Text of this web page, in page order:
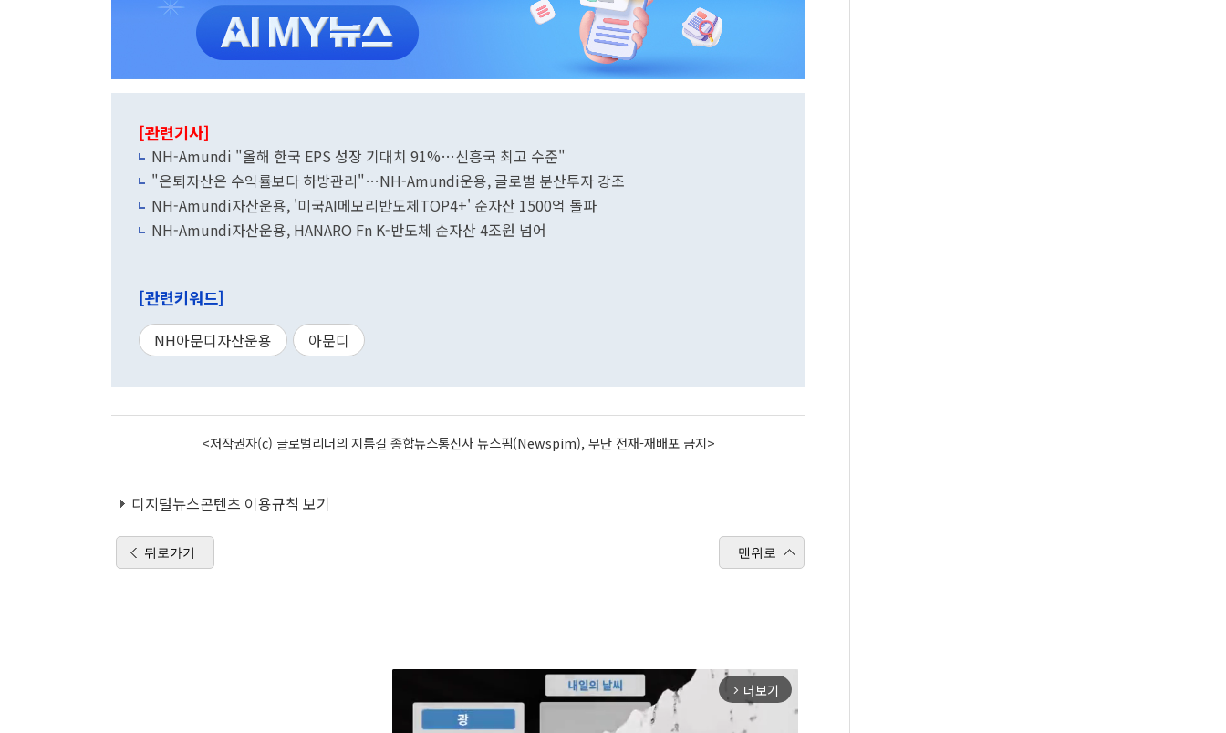
[관련기사]
NH-Amundi "올해 한국 EPS 성장 기대치 91%…신흥국 최고 수준"
"은퇴자산은 수익률보다 하방관리"…NH-Amundi운용, 글로벌 분산투자 강조
NH-Amundi자산운용, '미국AI메모리반도체TOP4+' 순자산 1500억 돌파
NH-Amundi자산운용, HANARO Fn K-반도체 순자산 4조원 넘어
[관련키워드]
NH아문디자산운용 아문디
<저작권자(c) 글로벌리더의 지름길 종합뉴스통신사 뉴스핌(Newspim), 무단 전재-재배포 금지>
디지털뉴스콘텐츠 이용규칙 보기
뒤로가기 맨위로
arrow_forward_ios 더보기